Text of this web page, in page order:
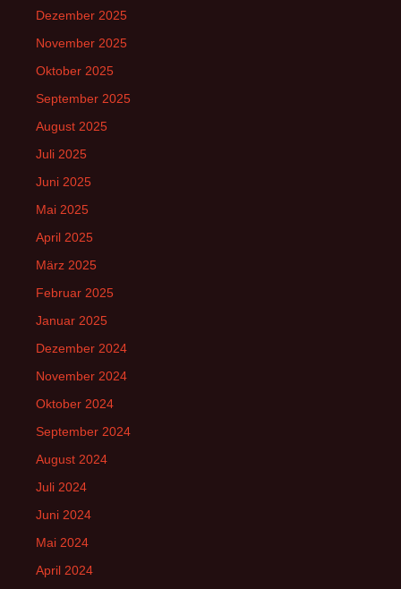
Dezember 2025
November 2025
Oktober 2025
September 2025
August 2025
Juli 2025
Juni 2025
Mai 2025
April 2025
März 2025
Februar 2025
Januar 2025
Dezember 2024
November 2024
Oktober 2024
September 2024
August 2024
Juli 2024
Juni 2024
Mai 2024
April 2024